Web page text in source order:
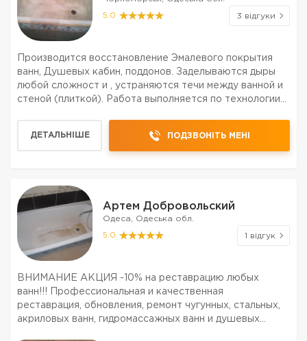
5.0 3 відгуки
Производится восстановление Эмалевого покрытия
ванн, Душевых кабин, поддонов. Заделываются дыры
любой сложност и , устраняются течи между ванной и
стеной (плиткой). Работа выполняется по технологии
Матер...
ДЕТАЛЬНІШЕ ПОДЗВОНІТЬ МЕНІ
Артем Добровольский
Одеса, Одеська обл.
5.0 1 відгук
ВНИМАНИЕ АКЦИЯ -10% на реставрацию любых
ванн!!! Профессиональная и качественная
реставрация, обновления, ремонт чугунных, стальных,
акриловых ванн, гидромассажных ванн и душевых